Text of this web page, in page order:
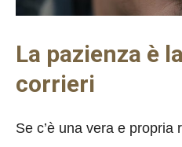
La pazienza è
corrieri
Se c’è una vera e propria